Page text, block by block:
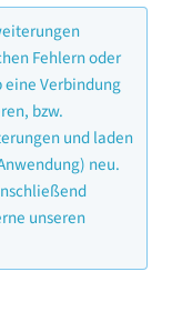
Fehlern oder
eine Verbindung
bzw.
und laden
neu.
unseren